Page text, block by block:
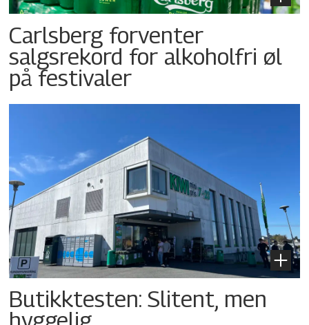
Carlsberg forventer
salgsrekord for alkoholfri øl
på festivaler
Butikktesten: Slitent, men